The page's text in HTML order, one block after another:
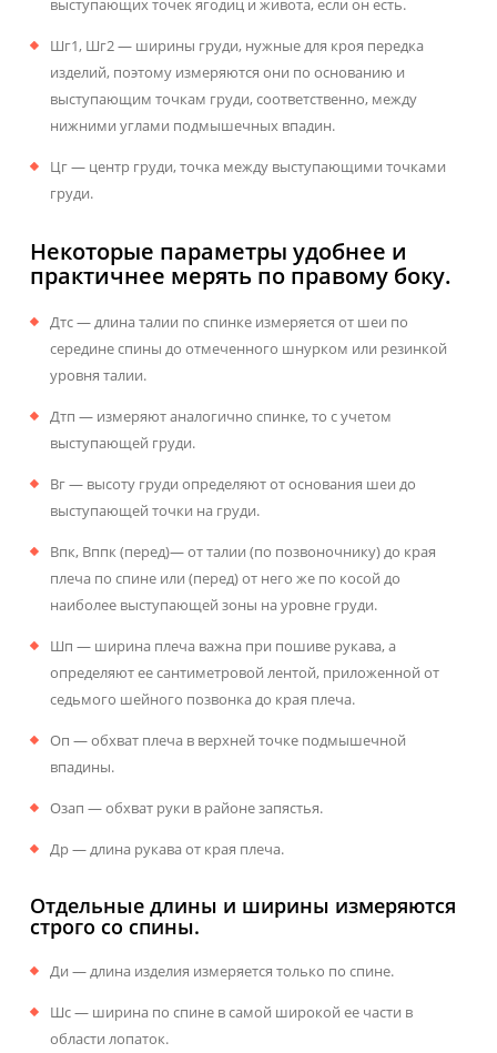
Шг1, Шг2 — ширины груди, нужные для кроя передка
изделий, поэтому измеряются они по основанию и
выступающим точкам груди, соответственно, между
нижними углами подмышечных впадин.
Цг — центр груди, точка между выступающими точками
груди.
Некоторые параметры удобнее и
практичнее мерять по правому боку.
Дтс — длина талии по спинке измеряется от шеи по
середине спины до отмеченного шнурком или резинкой
уровня талии.
Дтп — измеряют аналогично спинке, то с учетом
выступающей груди.
Вг — высоту груди определяют от основания шеи до
выступающей точки на груди.
Впк, Вппк (перед)— от талии (по позвоночнику) до края
плеча по спине или (перед) от него же по косой до
наиболее выступающей зоны на уровне груди.
Шп — ширина плеча важна при пошиве рукава, а
определяют ее сантиметровой лентой, приложенной от
седьмого шейного позвонка до края плеча.
Оп — обхват плеча в верхней точке подмышечной
впадины.
Озап — обхват руки в районе запястья.
Др — длина рукава от края плеча.
Отдельные длины и ширины измеряются
строго со спины.
Ди — длина изделия измеряется только по спине.
Шс — ширина по спине в самой широкой ее части в
области лопаток.